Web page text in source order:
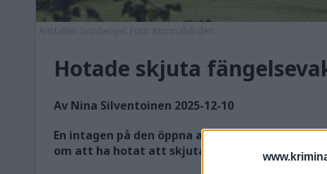
Hotade skjuta
Av Nina Silventoinen 2025-12-10
En intagen på den öppna anstalten
om att ha hotat att skjuta en kriminalvårdare